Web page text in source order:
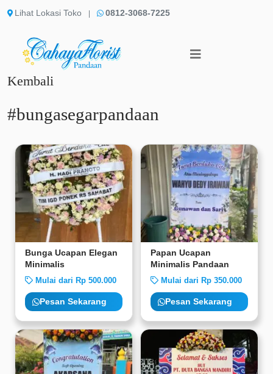
Lihat Lokasi Toko 0812-3068-7225
Kembali
#bungasegarpandaan
Bunga Ucapan Elegan
Minimalis
Mulai dari Rp 500.000
Pesan Sekarang
Papan Ucapan
Minimalis Pandaan
Mulai dari Rp 350.000
Pesan Sekarang